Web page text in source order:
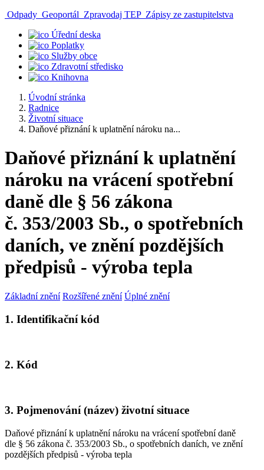
Odpady Geoportál Zpravodaj TEP Zápisy ze zastupitelstva
Úřední deska
Poplatky
Služby obce
Zdravotní středisko
Knihovna
Úvodní stránka
Radnice
Životní situace
Daňové přiznání k uplatnění nároku na...
Daňové přiznání k uplatnění
nároku na vrácení spotřební
daně dle § 56 zákona
č. 353/2003 Sb., o spotřebních
daních, ve znění pozdějších
předpisů - výroba tepla
Základní znění Rozšířené znění Úplné znění
1. Identifikační kód
2. Kód
3. Pojmenování (název) životní situace
Daňové přiznání k uplatnění nároku na vrácení spotřební daně
dle § 56 zákona č. 353/2003 Sb., o spotřebních daních, ve znění
pozdějších předpisů - výroba tepla